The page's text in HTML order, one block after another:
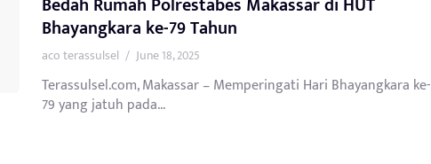
Bhayangkara ke-79 Tahun
aco terassulsel / June 18, 2025
Terassulsel.com, Makassar – Memperingati Hari Bhayangkara ke-
79 yang jatuh pada...